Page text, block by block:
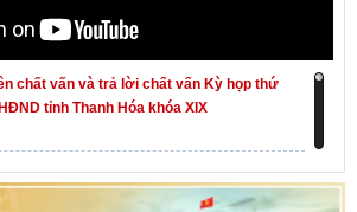
chất vấn và trả lời chất vấn Kỳ họp thứ
tỉnh Thanh Hóa khóa XIX
mạc kỳ họp thứ Nhất, Quốc hội khóa XVI